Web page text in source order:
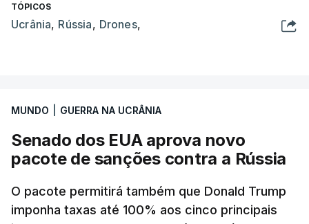
TÓPICOS
Ucrânia, Rússia, Drones,
MUNDO GUERRA NA UCRÂNIA
Senado dos EUA aprova novo
pacote de sanções contra a Rússia
O pacote permitirá também que Donald Trump
imponha taxas até 100% aos cinco principais